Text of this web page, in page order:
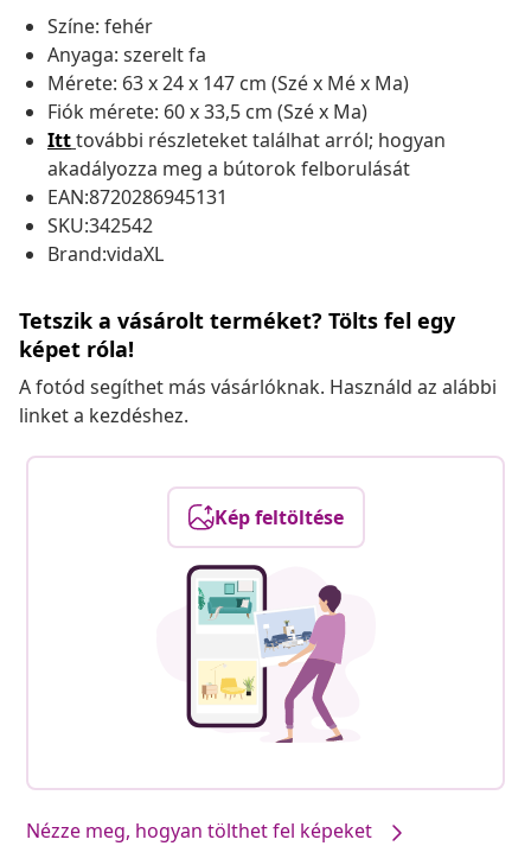
Színe: fehér
Anyaga: szerelt fa
Mérete: 63 x 24 x 147 cm (Szé x Mé x Ma)
Fiók mérete: 60 x 33,5 cm (Szé x Ma)
Itttovábbi részleteket találhat arról; hogyan
akadályozza meg a bútorok felborulását
EAN:8720286945131
SKU:342542
Brand:vidaXL
Tetszik a vásárolt terméket? Tölts fel egy
képet róla!
A fotód segíthet más vásárlóknak. Használd az alábbi
linket a kezdéshez.
Kép feltöltése
Nézze meg, hogyan tölthet fel képeket